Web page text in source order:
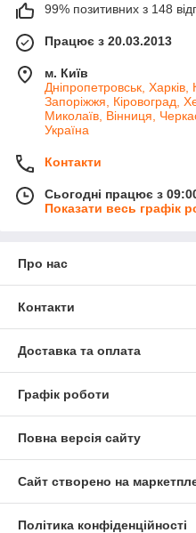
99% позитивних з 148
Працює з 20.03.2013
м. Київ
Дніпропетровськ,
Запоріжжя, Кіровоград,
Миколаїв, Вінниця,
Україна
Контакти
Сьогодні працює з
Показати весь графік
Про нас
Контакти
Доставка та оплата
Графік роботи
Повна версія сайту
Сайт створено на
Політика конфіденційності